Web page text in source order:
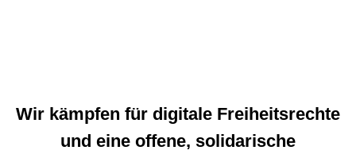
Wir kämpfen für digitale Freiheitsrechte
und eine offene, solidarische